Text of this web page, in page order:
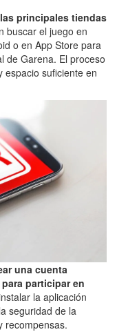
principales tiendas
buscar el juego en
o en App Store para
de Garena. El proceso
espacio suficiente en
una cuenta
participar en
la aplicación
seguridad de la
recompensas.